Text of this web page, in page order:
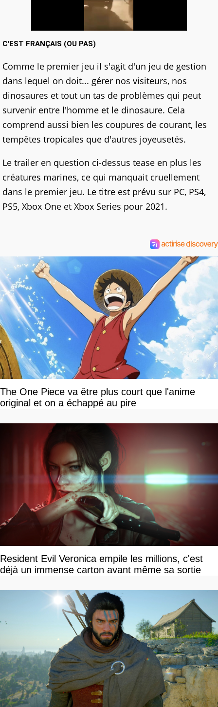
C'EST FRANÇAIS (OU PAS)
Comme le premier jeu il s'agit d'un jeu de gestion
dans lequel on doit... gérer nos visiteurs, nos
dinosaures et tout un tas de problèmes qui peut
survenir entre l'homme et le dinosaure. Cela
comprend aussi bien les coupures de courant, les
tempêtes tropicales que d'autres joyeusetés.
Le trailer en question ci-dessus tease en plus les
créatures marines, ce qui manquait cruellement
dans le premier jeu. Le titre est prévu sur PC, PS4,
PS5, Xbox One et Xbox Series pour 2021.
The One Piece va être plus court que l'anime
original et on a échappé au pire
Resident Evil Veronica empile les millions, c'est
déjà un immense carton avant même sa sortie